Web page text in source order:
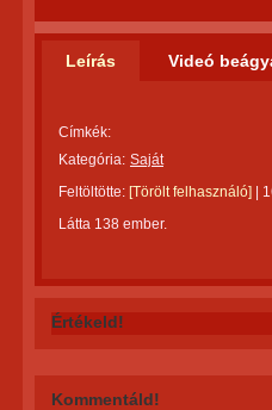
Leírás Videó
Címkék:
Kategória: Saját
Feltöltötte: [Törölt felhasználó]
Látta 138 ember.
Értékeld!
Kommentáld!